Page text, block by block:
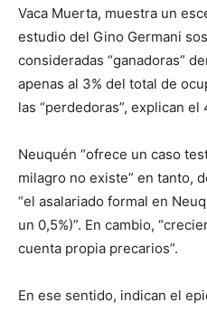
Vaca Muerta, muestra un
estudio del Gino Germani
consideradas “ganadoras”
apenas al 3% del total de
las “perdedoras”, explican
Neuquén “ofrece un caso
milagro no existe” en tanto,
“el asalariado formal en
un 0,5%)”. En cambio,
cuenta propia precarios”.
En ese sentido, indican el